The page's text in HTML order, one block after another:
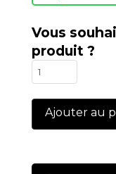
Vous
produit ?
quantité
de
Challenger
DC
Ajouter au